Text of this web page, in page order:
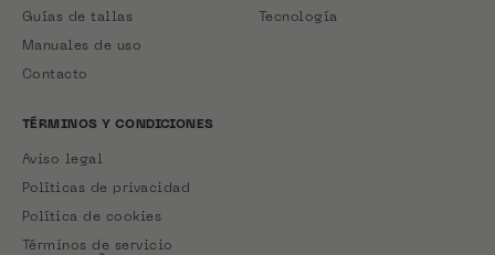
Guías de tallas
Manuales de uso
Contacto
Tecnología
TÉRMINOS Y CONDICIONES
Aviso legal
Políticas de privacidad
Política de cookies
Términos de servicio